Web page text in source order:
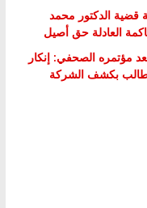
قضية الدكتور محمد
العادلة حق أصيل
مؤتمره الصحفي: إنكار
بكشف الشركة